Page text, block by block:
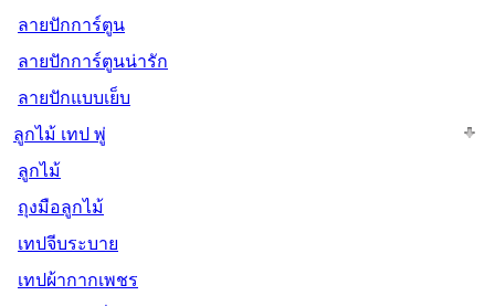
ลายปักการ์ตูน
ลายปักการ์ตูนน่ารัก
ลายปักแบบเย็บ
ลูกไม้ เทป พู่
ลูกไม้
ถุงมือลูกไม้
เทปจีบระบาย
เทปผ้ากากเพชร